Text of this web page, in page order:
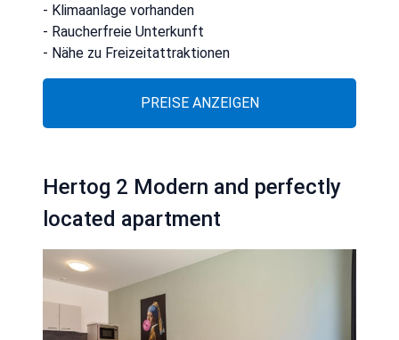
- Klimaanlage vorhanden
- Raucherfreie Unterkunft
- Nähe zu Freizeitattraktionen
PREISE ANZEIGEN
Hertog 2 Modern and perfectly
located apartment